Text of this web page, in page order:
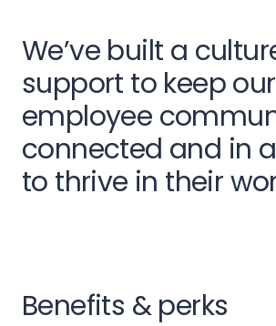
We’ve built a
support to keep our
employee
connected and in
to thrive in their
Benefits & perks